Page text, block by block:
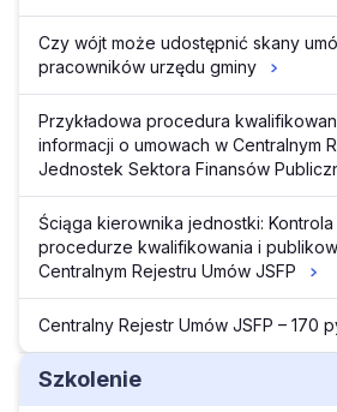
Czy wójt może udostępnić skany
pracowników urzędu gminy
Przykładowa procedura
informacji o umowach w Centralnym
Jednostek Sektora Finansów
Ściąga kierownika jednostki:
procedurze kwalifikowania i
Centralnym Rejestru Umów JSFP
Centralny Rejestr Umów JSFP – 170
Szkolenie